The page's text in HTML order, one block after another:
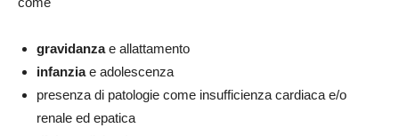
gravidanzae allattamento
infanziae adolescenza
presenza di patologie come insufficienza cardiaca e/o
renale ed epatica